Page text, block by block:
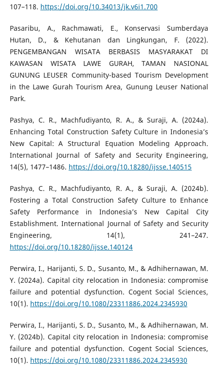
107–118. https://doi.org/10.34013/jk.v6i1.700
Pasaribu, A., Rachmawati, E., Konservasi Sumberdaya
Hutan, D., & Kehutanan dan Lingkungan, F. (2022).
PENGEMBANGAN WISATA BERBASIS MASYARAKAT DI
KAWASAN WISATA LAWE GURAH, TAMAN NASIONAL
GUNUNG LEUSER Community-based Tourism Development
in the Lawe Gurah Tourism Area, Gunung Leuser National
Park.
Pashya, C. R., Machfudiyanto, R. A., & Suraji, A. (2024a).
Enhancing Total Construction Safety Culture in Indonesia’s
New Capital: A Structural Equation Modeling Approach.
International Journal of Safety and Security Engineering,
14(5), 1477–1486. https://doi.org/10.18280/ijsse.140515
Pashya, C. R., Machfudiyanto, R. A., & Suraji, A. (2024b).
Fostering a Total Construction Safety Culture to Enhance
Safety Performance in Indonesia’s New Capital City
Establishment. International Journal of Safety and Security
Engineering, 14(1), 241–247.
https://doi.org/10.18280/ijsse.140124
Perwira, I., Harijanti, S. D., Susanto, M., & Adhihernawan, M.
Y. (2024a). Capital city relocation in Indonesia: compromise
failure and potential dysfunction. Cogent Social Sciences,
10(1). https://doi.org/10.1080/23311886.2024.2345930
Perwira, I., Harijanti, S. D., Susanto, M., & Adhihernawan, M.
Y. (2024b). Capital city relocation in Indonesia: compromise
failure and potential dysfunction. Cogent Social Sciences,
10(1). https://doi.org/10.1080/23311886.2024.2345930